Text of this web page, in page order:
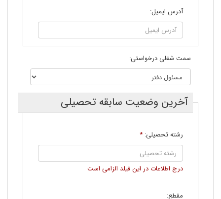
آدرس ایمیل:
سمت شغلی درخواستی:
آخرین وضعیت سابقه تحصیلی
رشته تحصیلی: *
درج اطلاعات در اين فيلد الزامی است
مقطع: